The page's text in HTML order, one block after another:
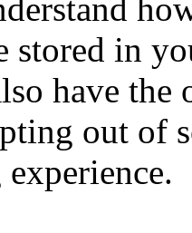
stored in
have
out of